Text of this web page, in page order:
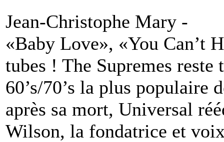
Jean-Christophe Mary -
«Baby Love», «You Can’t
tubes ! The Supremes
60’s/70’s la plus populaire
après sa mort, Universal
Wilson, la fondatrice et